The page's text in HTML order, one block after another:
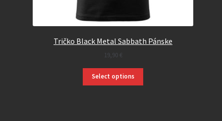
Tričko Black Metal Sabbath Pánske
19,90 €
Select options